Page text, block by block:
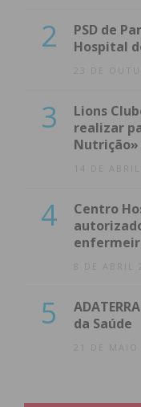
2
PSD de
Hospital
23 DE
3
Lions
realizar
Nutrição»
14 DE
4
Centro
8 DE ABRIL
5
da Saúde
21 DE MAIO